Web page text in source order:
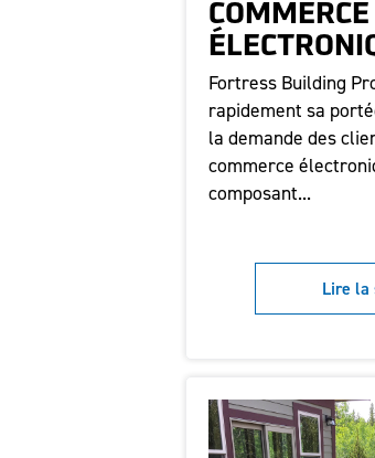
COMMERCE
Fortress Building
rapidement sa
la demande des
commerce
composant...
Lire la